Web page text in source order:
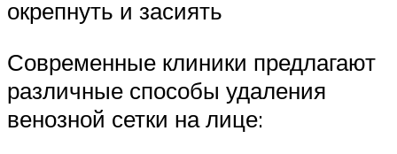
окрепнуть и засиять
Современные клиники предлагают
различные способы удаления
венозной сетки на лице: